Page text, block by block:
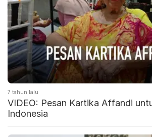
7 tahun lalu
VIDEO: Pesan Kartika Affandi
Indonesia